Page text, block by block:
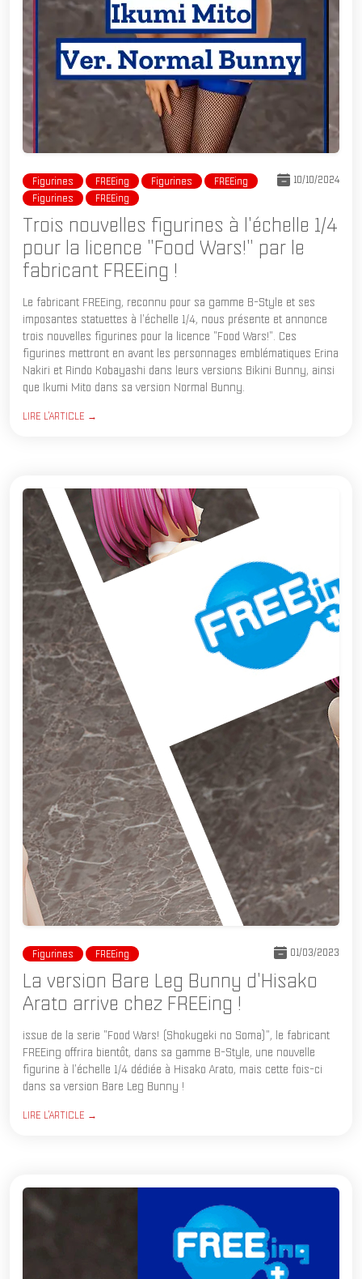
Figurines FREEing Figurines
FREEing
Figurines
FREEing
10/10/2024
Trois nouvelles figurines à l'échelle 1/4
pour la licence "Food Wars!" par le
fabricant FREEing !
Le fabricant FREEing, reconnu pour sa gamme B-Style et ses
imposantes statuettes à l'échelle 1/4, nous présente et annonce
trois nouvelles figurines pour la licence "Food Wars!". Ces
figurines mettront en avant les personnages emblématiques Erina
Nakiri et Rindo Kobayashi dans leurs versions Bikini Bunny, ainsi
que Ikumi Mito dans sa version Normal Bunny.
LIRE L'ARTICLE →
Figurines FREEing 01/03/2023
La version Bare Leg Bunny d'Hisako
Arato arrive chez FREEing !
issue de la serie "Food Wars! (Shokugeki no Soma)", le fabricant
FREEing offrira bientôt, dans sa gamme B-Style, une nouvelle
figurine à l'échelle 1/4 dédiée à Hisako Arato, mais cette fois-ci
dans sa version Bare Leg Bunny !
LIRE L'ARTICLE →